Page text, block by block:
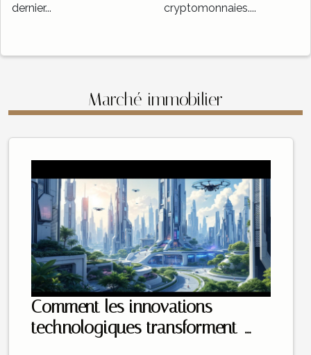
dernier...
cryptomonnaies....
Marché immobilier
Comment les innovations
technologiques transforment-